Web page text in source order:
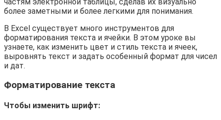
более заметными и более легкими для понимания.
В Excel существует много инструментов для
форматирования текста и ячейки. В этом уроке вы
узнаете, как изменить цвет и стиль текста и ячеек,
выровнять текст и задать особенный формат для чисел
и дат.
Форматирование текста
Чтобы изменить шрифт: